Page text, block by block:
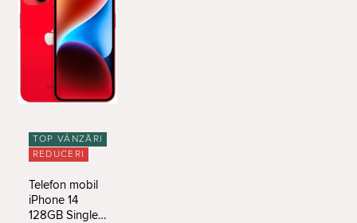
TOP VÂNZĂRI
REDUCERI
Telefon mobil
iPhone 14
128GB Single